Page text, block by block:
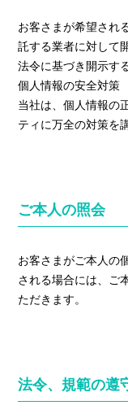
お客さまが希望され
託する業者に対して
法令に基づき開示す
個人情報の安全対策
当社は、個人情報の
ティに万全の対策を
ご本人の照会
お客さまがご本人の
される場合には、ご
ただきます。
法令、規範の遵